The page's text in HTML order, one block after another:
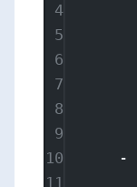
4
5
6
7
8
9
10
-
11